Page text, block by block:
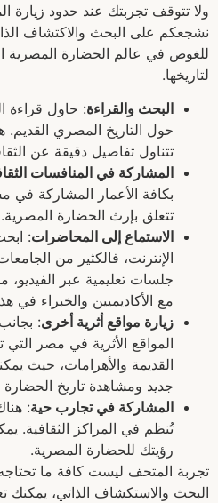
ولا تتوقف تجربتك عند حدود زيارة
نشجعكم على البحث والاكتشاف
للغوص في عالم الحضارة المصرية
لتاريخها.
البحث والقراءة: حاول قراءة
حول التاريخ المصري القديم.
تتناول تفاصيل دقيقة عن
المشاركة في المنافسات
بكافة الأعمار المشاركة في
تتعلق بإرث الحضارة المصرية.
الاستماع إلى المحاضرات:
الإنترنت، فالكثير من
جلسات تعليمية عبر الفيديو،
مع الأكاديميين والخبراء في
زيارة مواقع أثرية أخرى:
المواقع الأثرية في مصر التي
القديمة والأهرامات، حيث
جديد ومشاهدة تاريخ
المشاركة في تجارب حية:
تُنظم في المراكز الثقافية.
رؤيتك للحضارة المصرية.
تجربة المتحف ليست كافة ما
البحث والاستكشاف الذاتي،